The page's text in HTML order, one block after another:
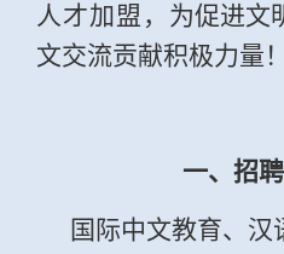
人才加盟， 为促进文
文交流贡献积极力量！
一、招
国际中文教育、